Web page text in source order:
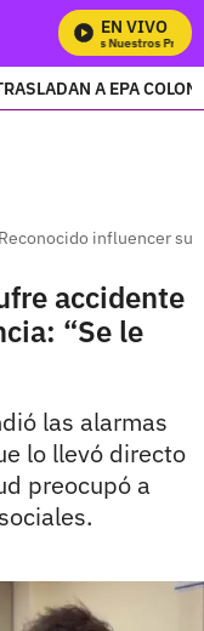
EN VIVO
Mira Todos Nuestros
A EPA
Reconocido influencer
accidente
“Se le
las alarmas
lo llevó directo
preocupó a